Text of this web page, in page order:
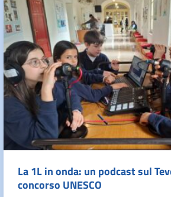
La 1L in onda: un podcast sul
concorso UNESCO